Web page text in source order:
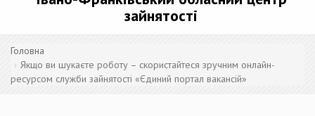
зайнятості
Головна
Якщо ви шукаєте роботу – скористайтеся зручним онлайн-
ресурсом служби зайнятості «Єдиний портал вакансій»